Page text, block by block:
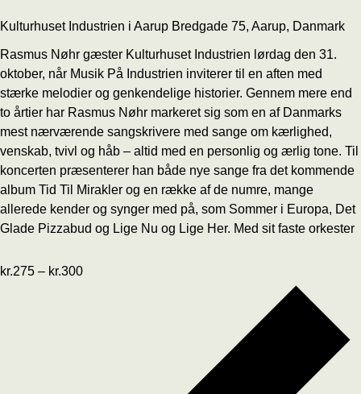
Kulturhuset Industrien i Aarup Bredgade 75, Aarup, Danmark
Rasmus Nøhr gæster Kulturhuset Industrien lørdag den 31.
oktober, når Musik På Industrien inviterer til en aften med
stærke melodier og genkendelige historier. Gennem mere end
to årtier har Rasmus Nøhr markeret sig som en af Danmarks
mest nærværende sangskrivere med sange om kærlighed,
venskab, tvivl og håb – altid med en personlig og ærlig tone. Til
koncerten præsenterer han både nye sange fra det kommende
album Tid Til Mirakler og en række af de numre, mange
allerede kender og synger med på, som Sommer i Europa, Det
Glade Pizzabud og Lige Nu og Lige Her. Med sit faste orkester
kr.275 – kr.300